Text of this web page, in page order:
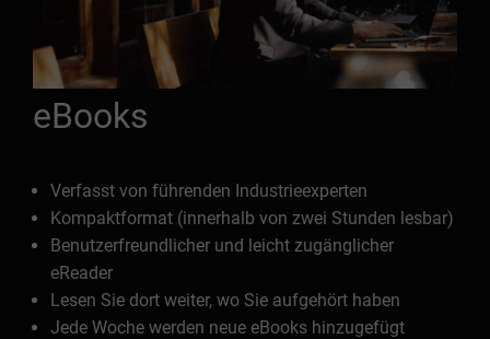
eBooks
Verfasst von führenden Industrieexperten
Kompaktformat (innerhalb von zwei Stunden lesbar)
Benutzerfreundlicher und leicht zugänglicher
eReader
Lesen Sie dort weiter, wo Sie aufgehört haben
Jede Woche werden neue eBooks hinzugefügt